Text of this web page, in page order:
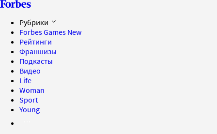
Рубрики
Forbes Games New
Рейтинги
Франшизы
Подкасты
Видео
Life
Woman
Sport
Young